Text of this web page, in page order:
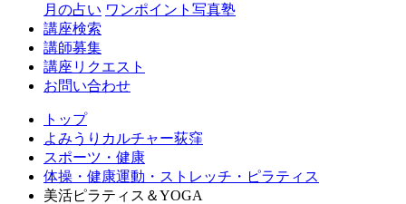
月の占い ワンポイント写真塾
講座検索
講師募集
講座リクエスト
お問い合わせ
トップ
よみうりカルチャー荻窪
スポーツ・健康
体操・健康運動・ストレッチ・ピラティス
美活ピラティス＆YOGA